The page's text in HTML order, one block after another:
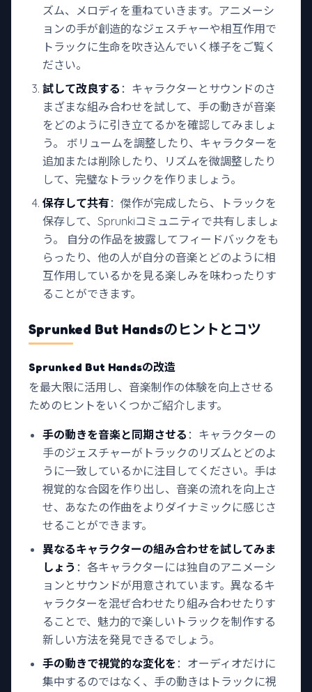
ズム、メロディを重ねていきます。アニメーシ
ョンの手が創造的なジェスチャーや相互作用で
トラックに生命を吹き込んでいく様子をご覧く
ださい。
試して改良する ：キャラクターとサウンドのさ
まざまな組み合わせを試して、手の動きが音楽
をどのように引き立てるかを確認してみましょ
う。 ボリュームを調整したり、キャラクターを
追加または削除したり、リズムを微調整したり
して、完璧なトラックを作りましょう。
保存して共有：傑作が完成したら、トラックを
保存して、Sprunkiコミュニティで共有しましょ
う。 自分の作品を披露してフィードバックをも
らったり、他の人が自分の音楽とどのように相
互作用しているかを見る楽しみを味わったりす
ることができます。
Sprunked But Handsのヒントとコツ
Sprunked But Handsの改造
を最大限に活用し、音楽制作の体験を向上させる
ためのヒントをいくつかご紹介します。
手の動きを音楽と同期させる ：キャラクターの
手のジェスチャーがトラックのリズムとどのよ
うに一致しているかに注目してください。手は
視覚的な合図を作り出し、音楽の流れを向上さ
せ、あなたの作曲をよりダイナミックに感じさ
せることができます。
異なるキャラクターの組み合わせを試してみま
しょう ：各キャラクターには独自のアニメーシ
ョンとサウンドが用意されています。異なるキ
ャラクターを混ぜ合わせたり組み合わせたりす
ることで、魅力的で楽しいトラックを制作する
新しい方法を発見できるでしょう。
手の動きで視覚的な変化を ：オーディオだけに
集中するのではなく、手の動きはトラックに視